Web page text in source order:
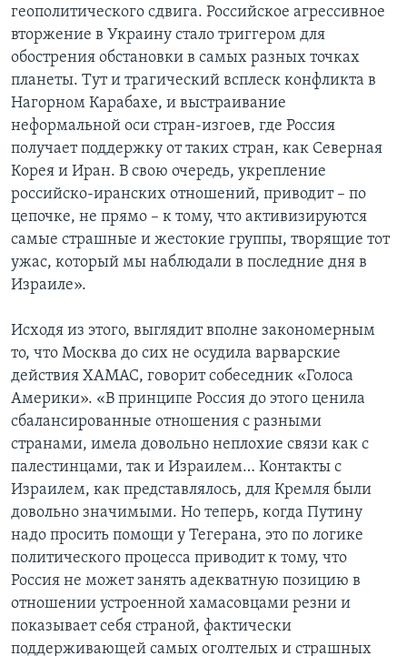
геополитического сдвига. Российское агрессивное
вторжение в Украину стало триггером для
обострения обстановки в самых разных точках
планеты. Тут и трагический всплеск конфликта в
Нагорном Карабахе, и выстраивание
неформальной оси стран-изгоев, где Россия
получает поддержку от таких стран, как Северная
Корея и Иран. В свою очередь, укрепление
российско-иранских отношений, приводит – по
цепочке, не прямо – к тому, что активизируются
самые страшные и жестокие группы, творящие тот
ужас, который мы наблюдали в последние дня в
Израиле».
Исходя из этого, выглядит вполне закономерным
то, что Москва до сих не осудила варварские
действия ХАМАС, говорит собеседник «Голоса
Америки». «В принципе Россия до этого ценила
сбалансированные отношения с разными
странами, имела довольно неплохие связи как с
палестинцами, так и Израилем… Контакты с
Израилем, как представлялось, для Кремля были
довольно значимыми. Но теперь, когда Путину
надо просить помощи у Тегерана, это по логике
политического процесса приводит к тому, что
Россия не может занять адекватную позицию в
отношении устроенной хамасовцами резни и
показывает себя страной, фактически
поддерживающей самых оголтелых и страшных